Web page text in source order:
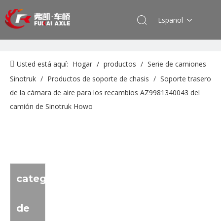
Español
Usted está aquí: Hogar / productos / Serie de camiones
Sinotruk / Productos de soporte de chasis / Soporte trasero
de la cámara de aire para los recambios AZ9981340043 del
camión de Sinotruk Howo
categoria
de